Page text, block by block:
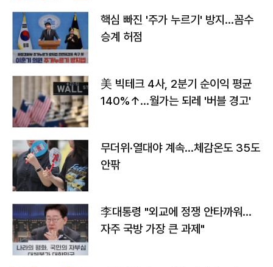
핵심 빠진 '주가 누르기' 방지…꼼수
승계 허점
美 빅테크 4사, 2분기 순이익 평균
140%↑…월가는 되레 '버블 경고'
무더위·열대야 계속…체감온도 35도
안팎
李대통령 "외교에 정쟁 안타까워…
자주 국방 가장 큰 과제"